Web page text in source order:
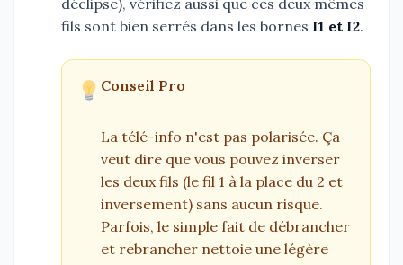
déclipse), vérifiez aussi que ces deux mêmes
fils sont bien serrés dans les bornes I1 et I2.
Conseil Pro
La télé-info n'est pas polarisée. Ça
veut dire que vous pouvez inverser
les deux fils (le fil 1 à la place du 2 et
inversement) sans aucun risque.
Parfois, le simple fait de débrancher
et rebrancher nettoie une légère